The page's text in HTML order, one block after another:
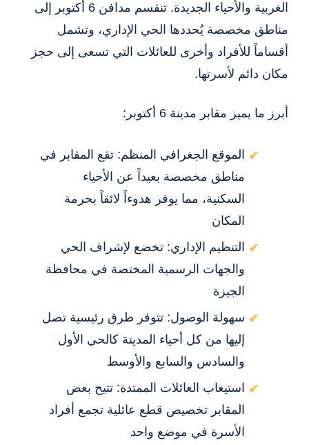
الغربية والأحياء الجديدة. تنقسم مدافن 6 أكتوبر إلى
مناطق مخصصة يُحددها الحي الإداري، وتشمل
أقساماً للأفراد وأخرى للعائلات التي تسعى إلى حجز
مكان دائم لأسرتها.
أبرز ما يميز مقابر مدينة 6 أكتوبر:
الموقع الجغرافي المنظم: تقع المقابر في
مناطق مخصصة بعيداً عن الأحياء
السكنية، مما يوفر هدوءاً لائقاً بحرمة
المكان
التنظيم الإداري: تخضع لإشراف الحي
والجهات الرسمية المختصة في محافظة
الجيزة
سهولة الوصول: تتوفر طرق رئيسية تصل
إليها من كل أحياء المدينة كالحي الأول
والسادس والسابع والأوسط
استيعاب العائلات الممتدة: تتيح بعض
المقابر تخصيص قطع عائلية تجمع أفراد
الأسرة في موضع واحد